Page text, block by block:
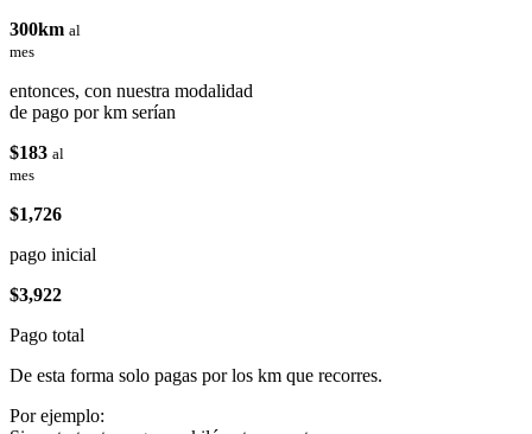
300km al
mes
entonces, con nuestra modalidad
de pago por km serían
$183 al
mes
$1,726
pago inicial
$3,922
Pago total
De esta forma solo pagas por los km que recorres.
Por ejemplo: